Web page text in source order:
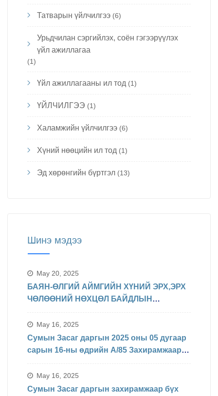
Татварын үйлчилгээ (6)
Урьдчилан сэргийлэх, соён гэгээрүүлэх
үйл ажиллагаа
(1)
Үйл ажиллагааны ил тод (1)
ҮЙЛЧИЛГЭЭ (1)
Халамжийн үйлчилгээ (6)
Хүний нөөцийн ил тод (1)
Эд хөрөнгийн бүртгэл (13)
Шинэ мэдээ
May 20, 2025
БАЯН-ӨЛГИЙ АЙМГИЙН ХҮНИЙ ЭРХ,ЭРХ
ЧӨЛӨӨНИЙ НӨХЦӨЛ БАЙДЛЫН
May 16, 2025
Сумын Засаг даргын 2025 оны 05 дугаар
сарын 16-ны өдрийн А/85 Захирамжаар
явагдахаар болсон.
May 16, 2025
Сумын Засаг даргын захирамжаар бүх